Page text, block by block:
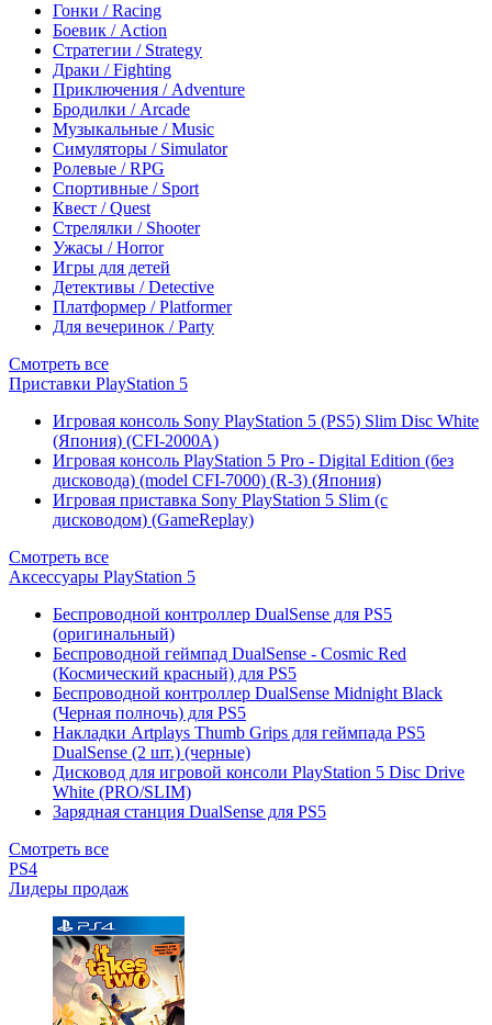
Гонки / Racing
Боевик / Action
Стратегии / Strategy
Драки / Fighting
Приключения / Adventure
Бродилки / Arcade
Музыкальные / Music
Симуляторы / Simulator
Ролевые / RPG
Спортивные / Sport
Квест / Quest
Стрелялки / Shooter
Ужасы / Horror
Игры для детей
Детективы / Detective
Платформер / Platformer
Для вечеринок / Party
Смотреть все
Приставки PlayStation 5
Игровая консоль Sony PlayStation 5 (PS5) Slim Disc White
(Япония) (CFI-2000A)
Игровая консоль PlayStation 5 Pro - Digital Edition (без
дисковода) (model CFI-7000) (R-3) (Япония)
Игровая приставка Sony PlayStation 5 Slim (с
дисководом) (GameReplay)
Смотреть все
Аксессуары PlayStation 5
Беспроводной контроллер DualSense для PS5
(оригинальный)
Беспроводной геймпад DualSense - Cosmic Red
(Космический красный) для PS5
Беспроводной контроллер DualSense Midnight Black
(Черная полночь) для PS5
Накладки Artplays Thumb Grips для геймпада PS5
DualSense (2 шт.) (черные)
Дисковод для игровой консоли PlayStation 5 Disc Drive
White (PRO/SLIM)
Зарядная станция DualSense для PS5
Смотреть все
PS4
Лидеры продаж